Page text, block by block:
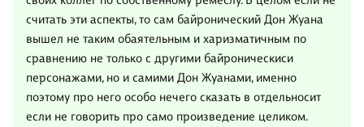
считать эти аспекты, то сам байронический Дон Жуана
вышел не таким обаятельным и харизматичным по
сравнению не только с другими байроническиси
персонажами, но и самими Дон Жуанами, именно
поэтому про него особо нечего сказать в отдельносит
если не говорить про само произведение целиком.